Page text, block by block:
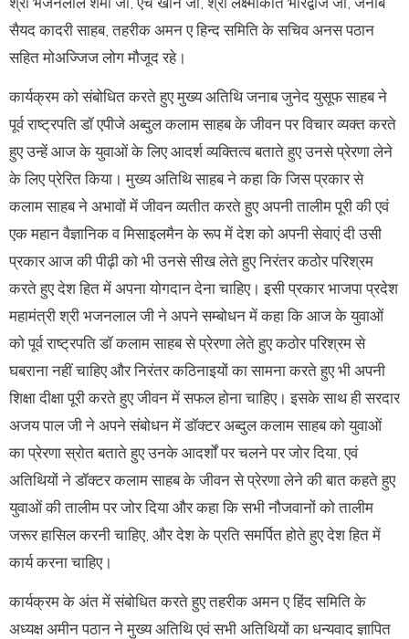
श्री भजनलाल शर्मा जी, एच खान जी, श्री लक्ष्मीकांत भारद्वाज जी, जनाब
सैयद कादरी साहब, तहरीक अमन ए हिन्द समिति के सचिव अनस पठान
सहित मोअज्जिज लोग मौजूद रहे।
कार्यक्रम को संबोधित करते हुए मुख्य अतिथि जनाब जुनेद युसूफ साहब ने
पूर्व राष्ट्रपति डॉ एपीजे अब्दुल कलाम साहब के जीवन पर विचार व्यक्त करते
हुए उन्हें आज के युवाओं के लिए आदर्श व्यक्तित्व बताते हुए उनसे प्रेरणा लेने
के लिए प्रेरित किया। मुख्य अतिथि साहब ने कहा कि जिस प्रकार से
कलाम साहब ने अभावों में जीवन व्यतीत करते हुए अपनी तालीम पूरी की एवं
एक महान वैज्ञानिक व मिसाइलमैन के रूप में देश को अपनी सेवाएं दी उसी
प्रकार आज की पीढ़ी को भी उनसे सीख लेते हुए निरंतर कठोर परिश्रम
करते हुए देश हित में अपना योगदान देना चाहिए। इसी प्रकार भाजपा प्रदेश
महामंत्री श्री भजनलाल जी ने अपने सम्बोधन में कहा कि आज के युवाओं
को पूर्व राष्ट्रपति डॉ कलाम साहब से प्रेरणा लेते हुए कठोर परिश्रम से
घबराना नहीं चाहिए और निरंतर कठिनाइयों का सामना करते हुए भी अपनी
शिक्षा दीक्षा पूरी करते हुए जीवन में सफल होना चाहिए। इसके साथ ही सरदार
अजय पाल जी ने अपने संबोधन में डॉक्टर अब्दुल कलाम साहब को युवाओं
का प्रेरणा स्रोत बताते हुए उनके आदर्शों पर चलने पर जोर दिया, एवं
अतिथियों ने डॉक्टर कलाम साहब के जीवन से प्रेरणा लेने की बात कहते हुए
युवाओं की तालीम पर जोर दिया और कहा कि सभी नौजवानों को तालीम
जरूर हासिल करनी चाहिए, और देश के प्रति समर्पित होते हुए देश हित में
कार्य करना चाहिए।
कार्यक्रम के अंत में संबोधित करते हुए तहरीक अमन ए हिंद समिति के
अध्यक्ष अमीन पठान ने मुख्य अतिथि एवं सभी अतिथियों का धन्यवाद ज्ञापित